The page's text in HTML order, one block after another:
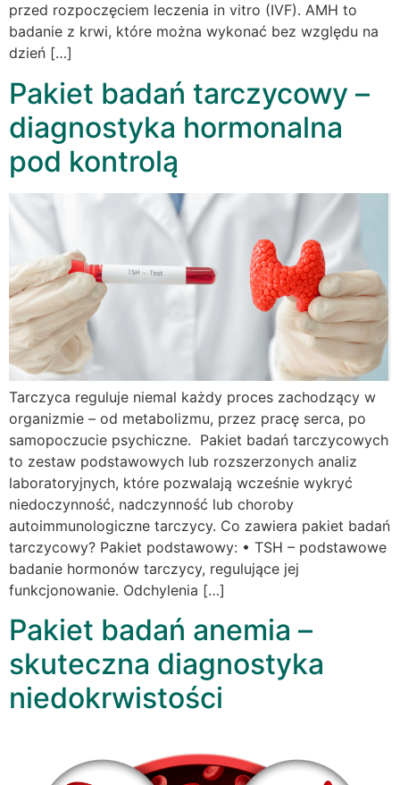
przed rozpoczęciem leczenia in vitro (IVF). AMH to
badanie z krwi, które można wykonać bez względu na
dzień […]
Pakiet badań tarczycowy –
diagnostyka hormonalna
pod kontrolą
Tarczyca reguluje niemal każdy proces zachodzący w
organizmie – od metabolizmu, przez pracę serca, po
samopoczucie psychiczne. Pakiet badań tarczycowych
to zestaw podstawowych lub rozszerzonych analiz
laboratoryjnych, które pozwalają wcześnie wykryć
niedoczynność, nadczynność lub choroby
autoimmunologiczne tarczycy. Co zawiera pakiet badań
tarczycowy? Pakiet podstawowy: • TSH – podstawowe
badanie hormonów tarczycy, regulujące jej
funkcjonowanie. Odchylenia […]
Pakiet badań anemia –
skuteczna diagnostyka
niedokrwistości